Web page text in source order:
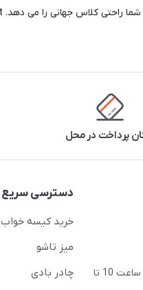
پرداخت در محل
تهران،ضلع شرقی میدان منیریه،پلاک5،واحد2 ( از ساعت 10 تا
دسترسی سریع
خرید کیسه خواب
میز تاشو
چادر بادی